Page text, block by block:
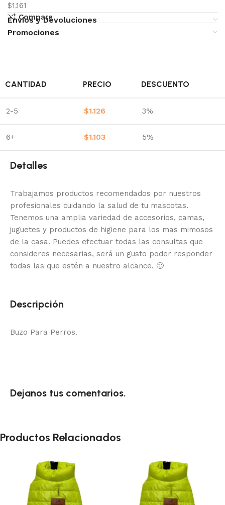
$1.161
Compare
Envíos y Devoluciones
Promociones
CANTIDAD PRECIO DESCUENTO
2-5 $1.126 3%
6+ $1.103 5%
Detalles
Trabajamos productos recomendados por nuestros
profesionales cuidando la salud de tu mascotas.
Tenemos una amplia variedad de accesorios, camas,
juguetes y productos de higiene para los mas mimosos
de la casa. Puedes efectuar todas las consultas que
consideres necesarias, será un gusto poder responder
todas las que estén a nuestro alcance. 🙂
Descripción
Buzo Para Perros.
Dejanos tus comentarios.
Productos Relacionados